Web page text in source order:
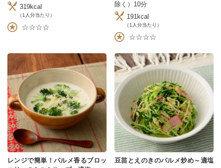
319kcal
（1人分当たり）
☆☆☆☆
除く）10分
191kcal
（1人分当たり）
☆☆☆☆
レンジで簡単！パルメ香るブロッ
豆苗とえのきのパルメ炒め～適塩